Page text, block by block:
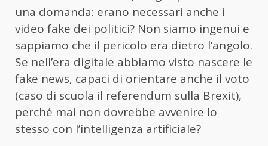
una domanda: erano necessari anche i
video fake dei politici? Non siamo ingenui e
sappiamo che il pericolo era dietro l’angolo.
Se nell’era digitale abbiamo visto nascere le
fake news, capaci di orientare anche il voto
(caso di scuola il referendum sulla Brexit),
perché mai non dovrebbe avvenire lo
stesso con l’intelligenza artificiale?